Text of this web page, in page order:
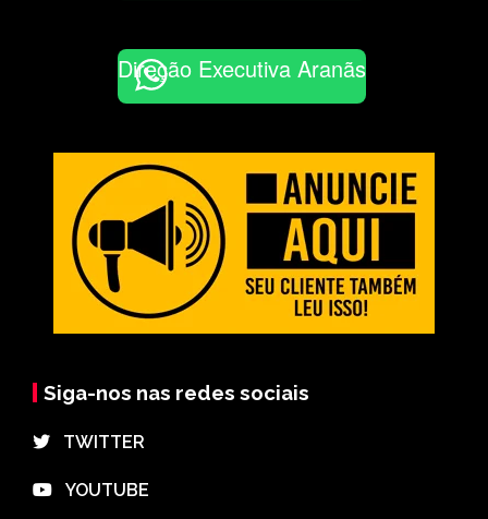
Direção Executiva Aranãs
Siga-nos nas redes sociais
⠀TWITTER
⠀YOUTUBE